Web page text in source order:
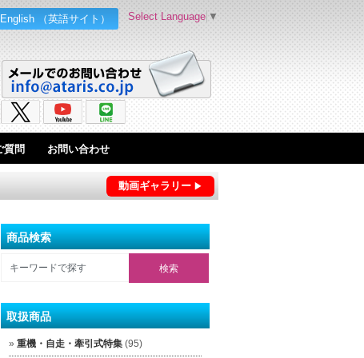
English （英語サイト） Select Language ▼
質問 お問い合わせ
動画ギャラリー
商品検索
取扱商品
重機・自走・牽引式特集(95)